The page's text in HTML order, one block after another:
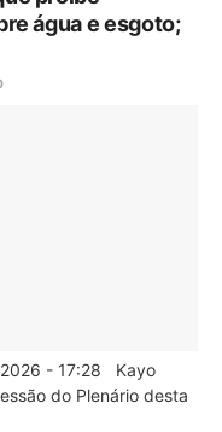
água e esgoto;
2026 - 17:28 Kayo
do Plenário desta